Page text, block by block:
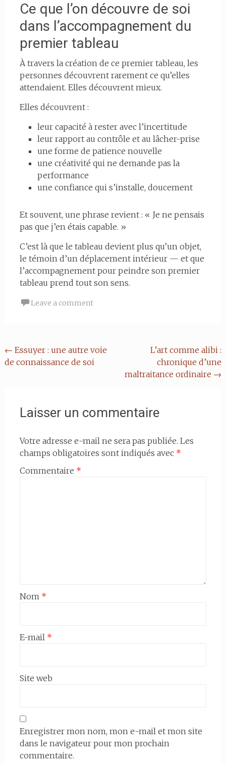
Ce que l’on découvre de soi
dans l’accompagnement du
premier tableau
À travers la création de ce premier tableau, les
personnes découvrent rarement ce qu’elles
attendaient. Elles découvrent mieux.
Elles découvrent :
leur capacité à rester avec l’incertitude
leur rapport au contrôle et au lâcher-prise
une forme de patience nouvelle
une créativité qui ne demande pas la
performance
une confiance qui s’installe, doucement
Et souvent, une phrase revient : « Je ne pensais
pas que j’en étais capable. »
C’est là que le tableau devient plus qu’un objet,
le témoin d’un déplacement intérieur — et que
l’accompagnement pour peindre son premier
tableau prend tout son sens.
Leave a comment
Post
navigation
← Essuyer : une autre voie
de connaissance de soi
L’art comme alibi :
chronique d’une
maltraitance ordinaire →
Laisser un commentaire
Votre adresse e-mail ne sera pas publiée. Les
champs obligatoires sont indiqués avec *
Commentaire *
Nom *
E-mail *
Site web
Enregistrer mon nom, mon e-mail et mon site
dans le navigateur pour mon prochain
commentaire.